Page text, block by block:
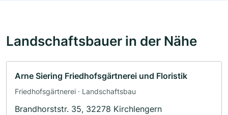
Landschaftsbauer in der Nähe
Arne Siering Friedhofsgärtnerei und Floristik
Friedhofsgärtnerei · Landschaftsbau
Brandhorststr. 35, 32278 Kirchlengern